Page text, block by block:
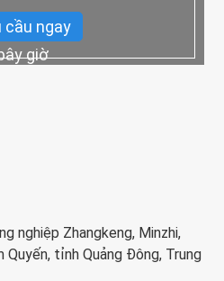
cầu ngay
giờ
nghiệp Zhangkeng, Minzhi,
Quyến, tỉnh Quảng Đông, Trung